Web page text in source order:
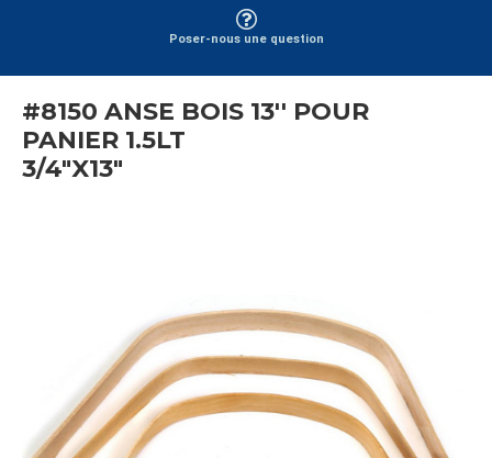
Poser-nous une question
#8150 ANSE BOIS 13'' POUR
PANIER 1.5LT
3/4"X13"